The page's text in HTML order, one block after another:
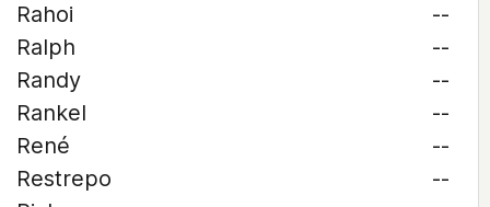
Rahoi
--
Ralph
--
Randy
--
Rankel
--
René
--
Restrepo
--